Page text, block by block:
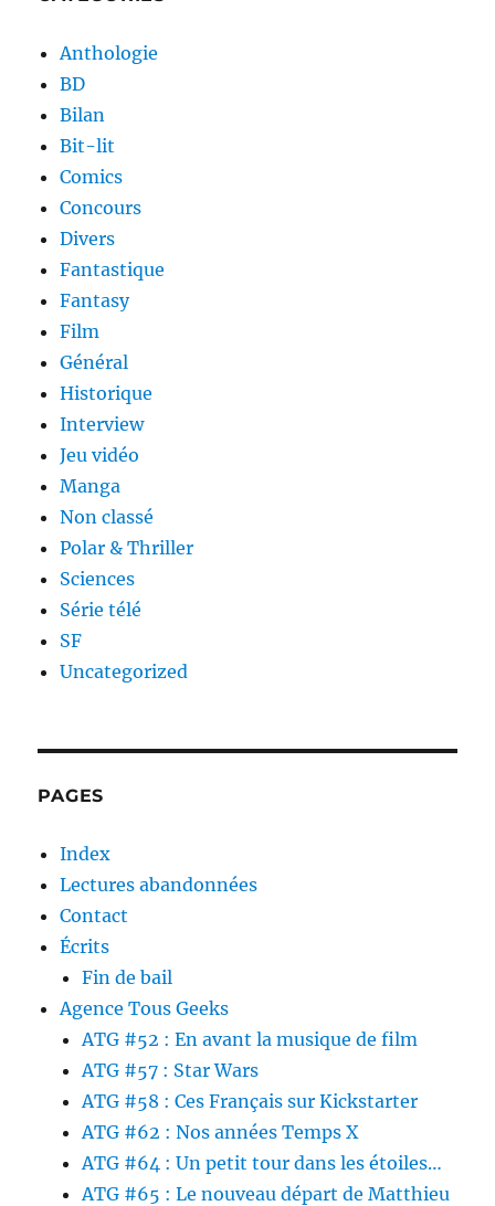
Anthologie
BD
Bilan
Bit-lit
Comics
Concours
Divers
Fantastique
Fantasy
Film
Général
Historique
Interview
Jeu vidéo
Manga
Non classé
Polar & Thriller
Sciences
Série télé
SF
Uncategorized
PAGES
Index
Lectures abandonnées
Contact
Écrits
Fin de bail
Agence Tous Geeks
ATG #52 : En avant la musique de film
ATG #57 : Star Wars
ATG #58 : Ces Français sur Kickstarter
ATG #62 : Nos années Temps X
ATG #64 : Un petit tour dans les étoiles…
ATG #65 : Le nouveau départ de Matthieu